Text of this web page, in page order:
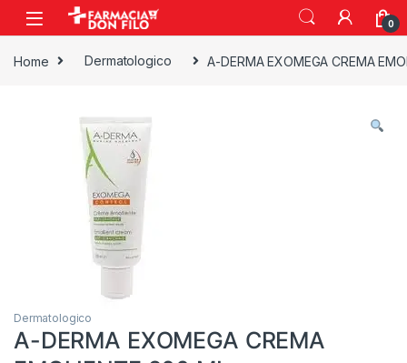
0
Home Dermatologico A-DERMA EXOMEGA CREMA
Dermatologico
A-DERMA EXOMEGA CREMA